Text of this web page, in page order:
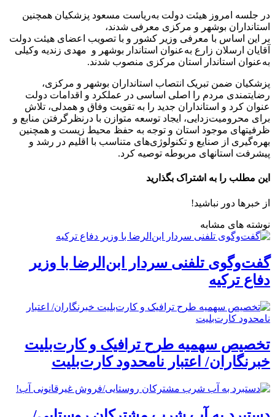
در جلسه امروز هیئت دولت به‌ریاست مسعود پزشکیان همچنین
استانداران بوشهر و مرکزی معرفی شدند،
بر این اساس با معرفی وزیر کشور و با تصویب اعضای هیئت دولت
آقایان ارسلان زارع به‌عنوان استاندار بوشهر و مهدی زندیه وکیلی
به‌عنوان استاندار استان مرکزی منصوب شدند.
پزشکیان ضمن تبریک انتصاب استانداران بوشهر و مرکزی،
رضایتمندی مردم را اصلی اساسی در عملکرد و اقدامات دولت
عنوان کرد و استانداران جدید را به تقویت وفاق و همدلی، تلاش
برای محرومیت‌زدایی، ایجاد توسعه متوازن با درنظرگرفتن منابع و
ظرفیتهای موجود استان و توجه به حفظ محیط زیست و همچنین
بهره‌گیری از صنایع و تکنولوژی‌های متناسب با اقلیم در رشد و
پیشرفت استانهای مربوطه توصیه کرد.
این مطلب را به اشتراک بگذارید
از خبرها دور نباشید!
نوشته های مشابه
گفت‌وگوی تلفنی سردار ابن‌الرضا با وزیر
دفاع ترکیه
تخصیص سهمیه طرح ترافیک و کارت‌بلیت
خبرنگاران/ اعتبار نامحدود کارت‌بلیت